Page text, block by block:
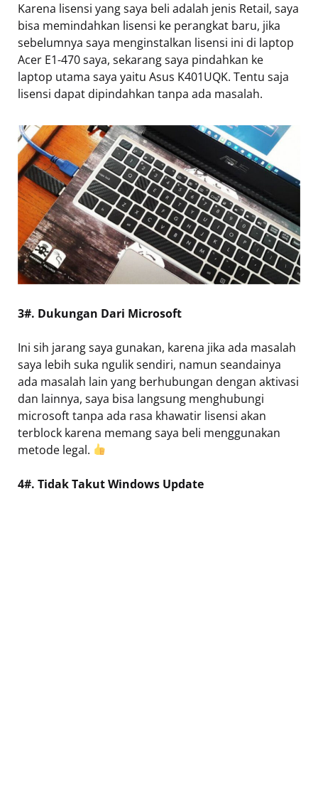
Karena lisensi yang saya beli adalah jenis Retail, saya
bisa memindahkan lisensi ke perangkat baru, jika
sebelumnya saya menginstalkan lisensi ini di laptop
Acer E1-470 saya, sekarang saya pindahkan ke
laptop utama saya yaitu Asus K401UQK. Tentu saja
lisensi dapat dipindahkan tanpa ada masalah.
3#. Dukungan Dari Microsoft
Ini sih jarang saya gunakan, karena jika ada masalah
saya lebih suka ngulik sendiri, namun seandainya
ada masalah lain yang berhubungan dengan aktivasi
dan lainnya, saya bisa langsung menghubungi
microsoft tanpa ada rasa khawatir lisensi akan
terblock karena memang saya beli menggunakan
metode legal.
4#. Tidak Takut Windows Update